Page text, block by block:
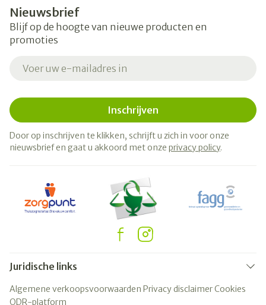
Nieuwsbrief
Blijf op de hoogte van nieuwe producten en
promoties
Inschrijven
Door op inschrijven te klikken, schrijft u zich in voor onze
nieuwsbrief en gaat u akkoord met onze privacy policy.
Juridische links
Algemene verkoopsvoorwaarden Privacy disclaimerCookies
ODR-platform